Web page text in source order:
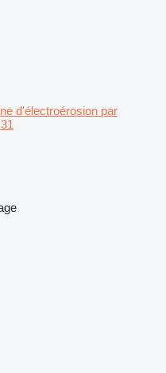
d'électroérosion par